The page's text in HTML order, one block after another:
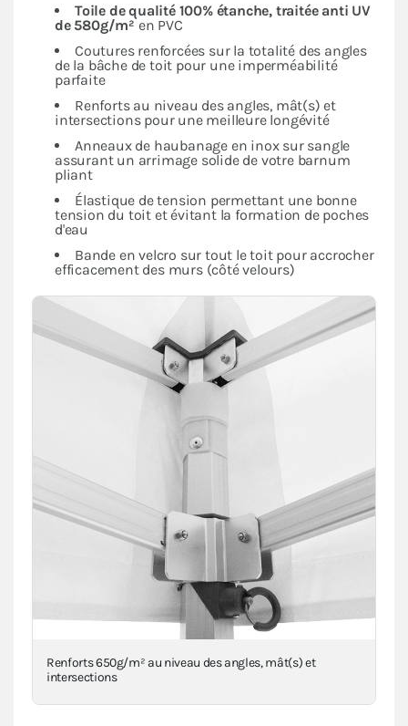
Toile de qualité 100% étanche, traitée anti UV
de 580g/m²en PVC
Coutures renforcées sur la totalité des angles
de la bâche de toit pour une imperméabilité
parfaite
Renforts au niveau des angles, mât(s) et
intersections pour une meilleure longévité
Anneaux de haubanage en inox sur sangle
assurant un arrimage solide de votre barnum
pliant
Élastique de tension permettant une bonne
tension du toit et évitant la formation de poches
d'eau
Bande en velcro sur tout le toit pour accrocher
efficacement des murs (côté velours)
Renforts 650g/m² au niveau des angles, mât(s) et
intersections